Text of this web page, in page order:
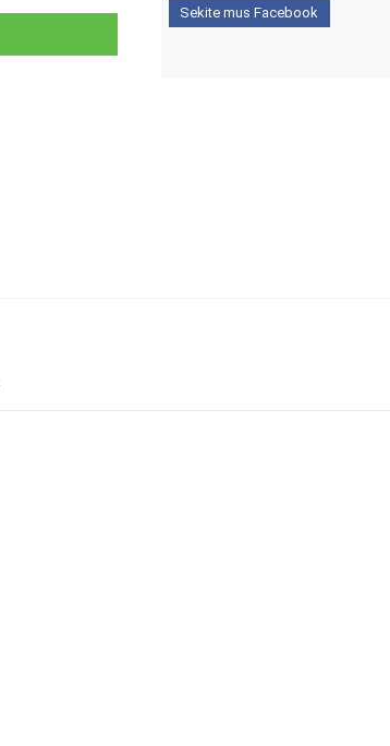
Sekite mus Facebook